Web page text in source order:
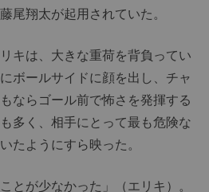
尾翔太が起用されていた。
キは、大きな重荷を背負ってい
ボールサイドに顔を出し、チャ
ならゴール前で怖さを発揮する
多く、相手にとって最も危険な
たようにすら映った。
とが少なかった」（エリキ）。